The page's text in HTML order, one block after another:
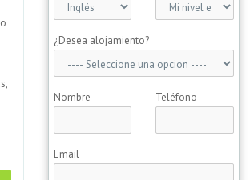
¿Desea alojamiento?
Nombre Teléfono
Email